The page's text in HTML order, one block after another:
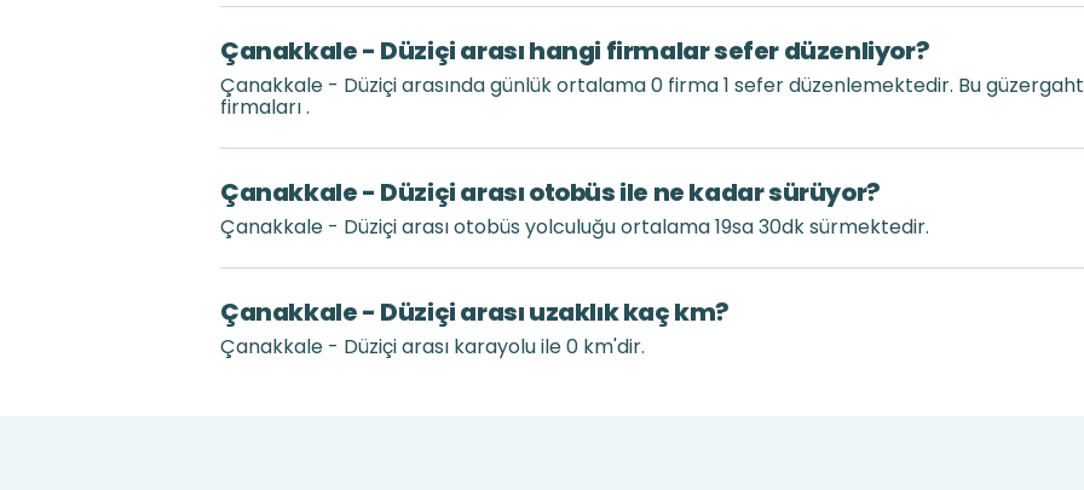
Çanakkale - Düziçi arası hangi firmalar sefer düzenliyor?
Çanakkale - Düziçi arasında günlük ortalama 0 firma 1 sefer düzenlemektedir. Bu
firmaları .
Çanakkale - Düziçi arası otobüs ile ne kadar sürüyor?
Çanakkale - Düziçi arası otobüs yolculuğu ortalama 19sa 30dk sürmektedir.
Çanakkale - Düziçi arası uzaklık kaç km?
Çanakkale - Düziçi arası karayolu ile 0 km'dir.